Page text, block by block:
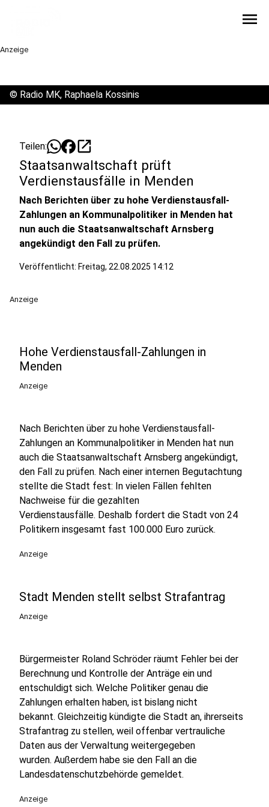
menu
Anzeige
© Radio MK, Raphaela Kossinis
Teilen: open_in_new
Staatsanwaltschaft prüft
Verdienstausfälle in Menden
Nach Berichten über zu hohe Verdienstausfall-
Zahlungen an Kommunalpolitiker in Menden hat
nun auch die Staatsanwaltschaft Arnsberg
angekündigt den Fall zu prüfen.
Veröffentlicht: Freitag, 22.08.2025 14:12
Anzeige
Hohe Verdienstausfall-Zahlungen in
Menden
Anzeige
Nach Berichten über zu hohe Verdienstausfall-
Zahlungen an Kommunalpolitiker in Menden hat nun
auch die Staatsanwaltschaft Arnsberg angekündigt,
den Fall zu prüfen. Nach einer internen Begutachtung
stellte die Stadt fest: In vielen Fällen fehlten
Nachweise für die gezahlten
Verdienstausfälle. Deshalb fordert die Stadt von 24
Politikern insgesamt fast 100.000 Euro zurück.
Anzeige
Stadt Menden stellt selbst Strafantrag
Anzeige
Bürgermeister Roland Schröder räumt Fehler bei der
Berechnung und Kontrolle der Anträge ein und
entschuldigt sich. Welche Politiker genau die
Zahlungen erhalten haben, ist bislang nicht
bekannt. Gleichzeitig kündigte die Stadt an, ihrerseits
Strafantrag zu stellen, weil offenbar vertrauliche
Daten aus der Verwaltung weitergegeben
wurden. Außerdem habe sie den Fall an die
Landesdatenschutzbehörde gemeldet.
Anzeige